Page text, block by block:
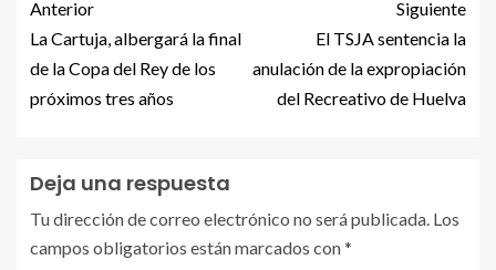
Anterior
La Cartuja, albergará la final
de la Copa del Rey de los
próximos tres años
Siguiente
El TSJA sentencia la
anulación de la expropiación
del Recreativo de Huelva
Deja una respuesta
Tu dirección de correo electrónico no será publicada. Los
campos obligatorios están marcados con*